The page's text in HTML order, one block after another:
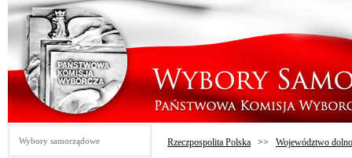
Wybory samorządowe Rzeczpospolita Polska >> Województwo